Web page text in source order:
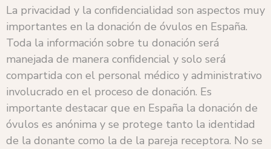
La privacidad y la confidencialidad son aspectos muy
importantes en la donación de óvulos en España.
Toda la información sobre tu donación será
manejada de manera confidencial y solo será
compartida con el personal médico y administrativo
involucrado en el proceso de donación. Es
importante destacar que en España la donación de
óvulos es anónima y se protege tanto la identidad
de la donante como la de la pareja receptora. No se